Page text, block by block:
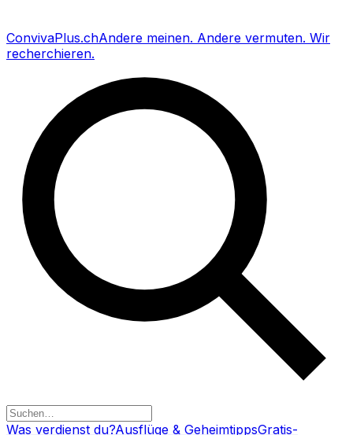
ConvivaPlus.chAndere meinen. Andere vermuten. Wir
recherchieren.
Was verdienst du?Ausflüge & GeheimtippsGratis-